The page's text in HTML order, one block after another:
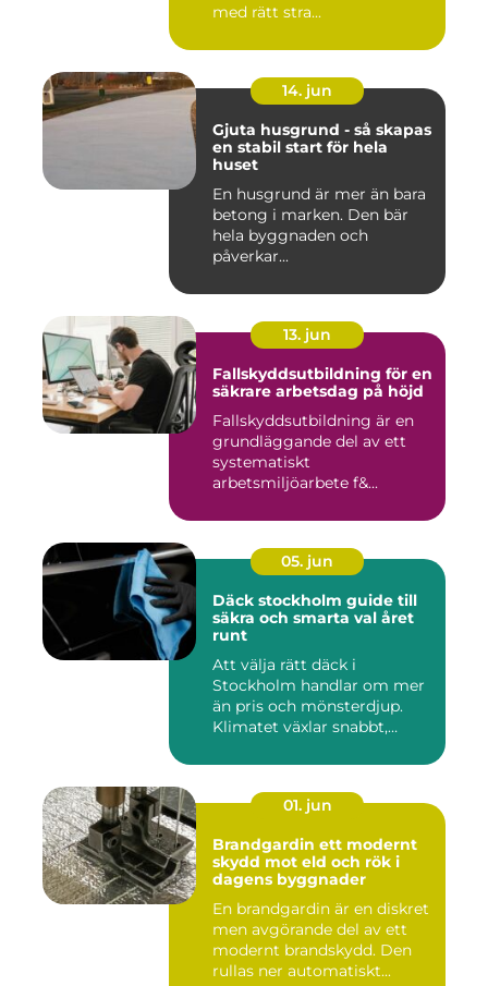
med rätt stra...
14. jun
Gjuta husgrund - så skapas
en stabil start för hela
huset
En husgrund är mer än bara
betong i marken. Den bär
hela byggnaden och
påverkar...
13. jun
Fallskyddsutbildning för en
säkrare arbetsdag på höjd
Fallskyddsutbildning är en
grundläggande del av ett
systematiskt
arbetsmiljöarbete f&...
05. jun
Däck stockholm guide till
säkra och smarta val året
runt
Att välja rätt däck i
Stockholm handlar om mer
än pris och mönsterdjup.
Klimatet växlar snabbt,
01. jun
Brandgardin ett modernt
skydd mot eld och rök i
dagens byggnader
En brandgardin är en diskret
men avgörande del av ett
modernt brandskydd. Den
rullas ner automatiskt...